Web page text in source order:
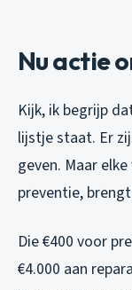
Nu actie
Kijk, ik begrijp
lijstje staat. Er
geven. Maar
preventie,
Die €400 voor
€4.000 aan